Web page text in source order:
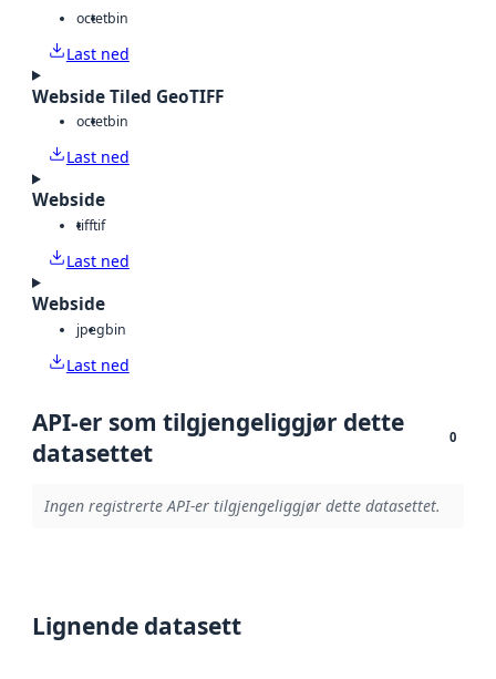
octetbin
Last ned
Webside Tiled GeoTIFF
octetbin
Last ned
Webside
tifftif
Last ned
Webside
jpegbin
Last ned
API-er som tilgjengeliggjør dette
datasettet
0
Ingen registrerte API-er tilgjengeliggjør dette datasettet.
Lignende datasett